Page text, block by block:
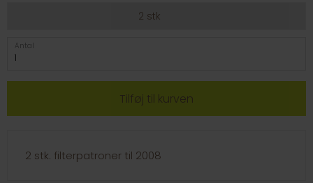
2 stk
Antal
2 stk. filterpatroner til 2008